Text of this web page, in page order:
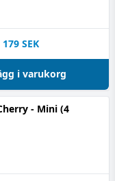
179 SEK
i varukorg
- Mini (4